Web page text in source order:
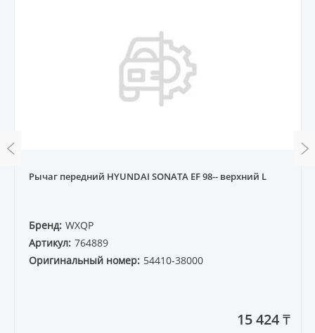
Рычаг передний HYUNDAI SONATA EF 98-- верхний L
Бренд: WXQP
Артикул: 764889
Оригинальный номер: 54410-38000
15 424 ₸